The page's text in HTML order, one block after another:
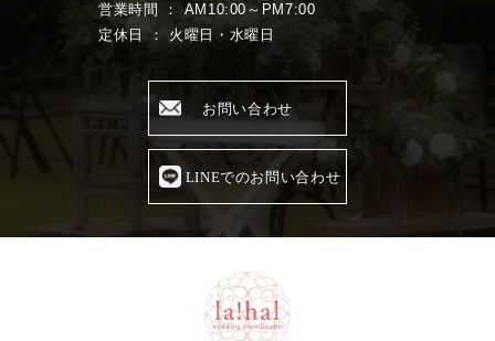
営業時間 ： AM10:00～PM7:00
定休日 ： 火曜日・水曜日
お問い合わせ
LINEでのお問い合わせ